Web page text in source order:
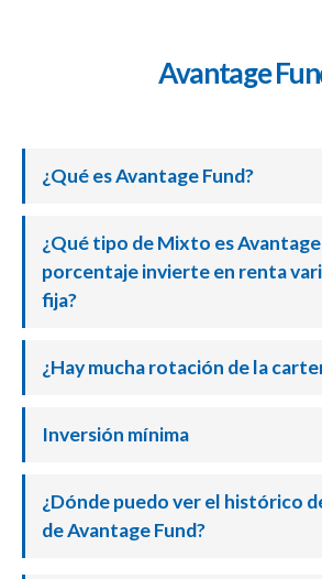
Avantage
¿Qué es Avantage Fund?
¿Qué tipo de Mixto es Avantage
porcentaje invierte en renta
fija?
¿Hay mucha rotación de la
Inversión mínima
¿Dónde puedo ver el histórico
de Avantage Fund?